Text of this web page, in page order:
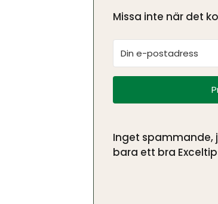
Missa inte när det
Inget spammande,
bara ett bra